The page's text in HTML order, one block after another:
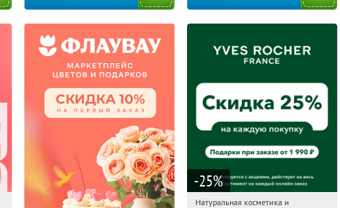
-25%
07:59:05 Получили:
Натуральная косметика и